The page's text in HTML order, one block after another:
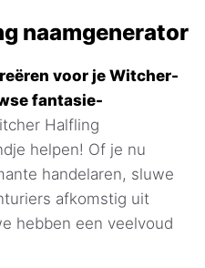
naamgenerator
voor je Witcher-
fantasie-
Halfling
helpen! Of je nu
handelaren, sluwe
afkomstig uit
hebben een veelvoud